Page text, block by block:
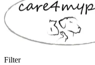
Filter